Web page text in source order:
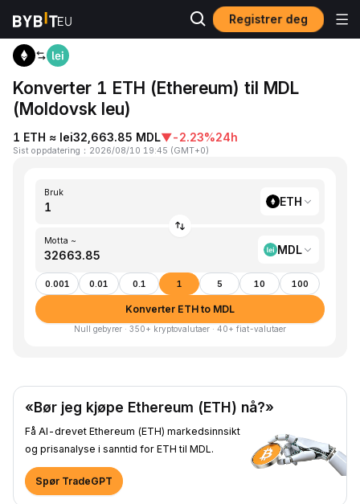
Registrer deg
Hjem ETH to MDL
Konverter 1 ETH (Ethereum) til MDL
(Moldovsk leu)
1 ETH ≈ lei32,663.85 MDL▼-2.23%24h
Sist oppdatering ： 2026/08/10 19:45 (GMT+0)
Bruk
ETH
Motta ~
MDL
0.001 0.01 0.1 1 5 10 100
Konverter ETH to MDL
Null gebyrer · 350+ kryptovalutaer · 40+ fiat-valutaer
«Bør jeg kjøpe Ethereum (ETH) nå?»
Få AI-drevet Ethereum (ETH) markedsinnsikt
og prisanalyse i sanntid for ETH til MDL.
Spør TradeGPT